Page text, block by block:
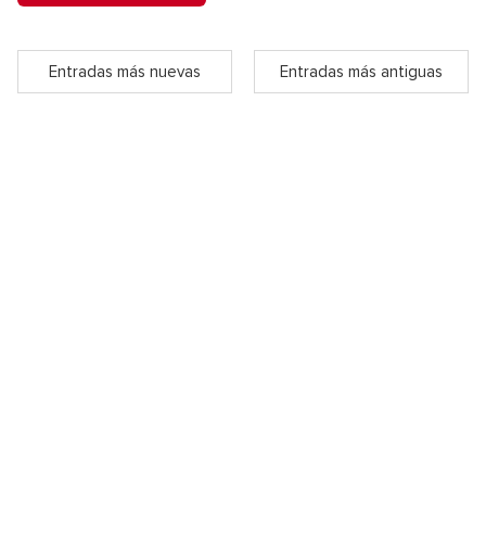
Entradas más nuevas Entradas más antiguas